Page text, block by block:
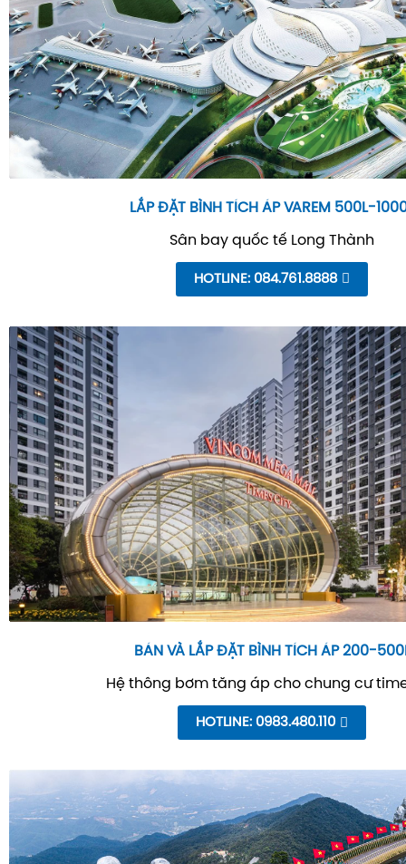
LẮP ĐẶT BÌNH TÍCH ÁP VAREM 500L-
Sân bay quốc tế Long Thành
HOTLINE: 084.761.8888
BÁN VÀ LẮP ĐẶT BÌNH TÍCH ÁP 200-
Hệ thông bơm tăng áp cho chung cư
HOTLINE: 0983.480.110